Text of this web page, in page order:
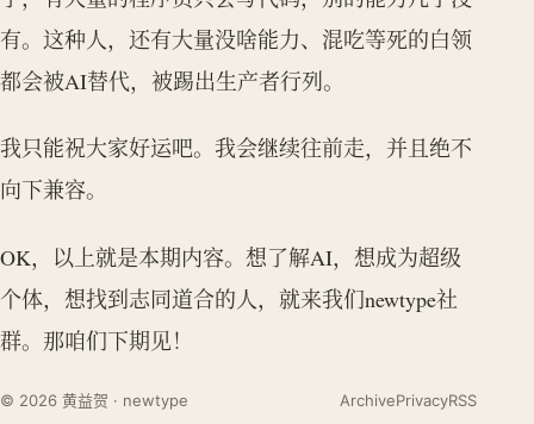
有。这种人，还有大量没啥能力、混吃等死的白领
都会被AI替代，被踢出生产者行列。
我只能祝大家好运吧。我会继续往前走，并且绝不
向下兼容。
OK，以上就是本期内容。想了解AI，想成为超级
个体，想找到志同道合的人，就来我们newtype社
群。那咱们下期见！
© 2026 黄益贺 · newtype ArchivePrivacyRSS